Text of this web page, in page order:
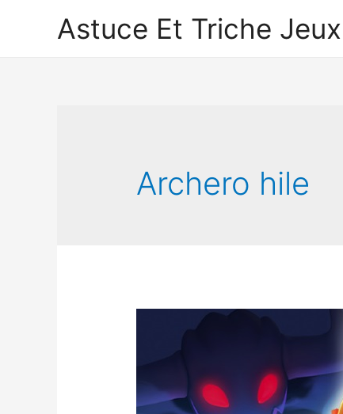
Astuce Et Triche Jeux
Archero hile